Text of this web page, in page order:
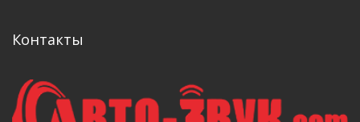
Контакты